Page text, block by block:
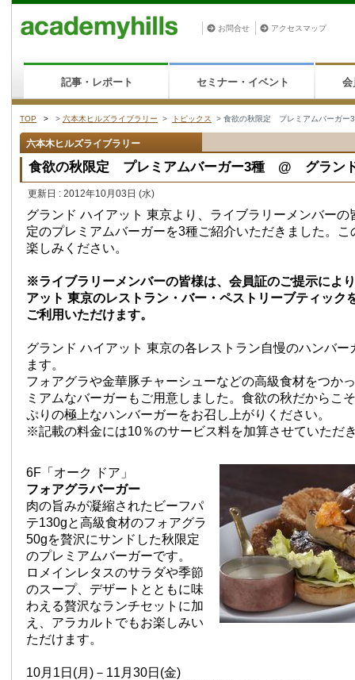
お問合せ アクセスマップ
記事・レポート セミナー・イベント 会
TOP > > 六本木ヒルズライブラリー > トピックス > 食欲の秋限定 プレミアムバーガ
六本木ヒルズライブラリー
食欲の秋限定 プレミアムバーガー3種 @ グラン
更新日 : 2012年10月03日 (水)
グランド ハイアット 東京より、ライブラリーメンバーの
定のプレミアムバーガーを3種ご紹介いただきました。こ
楽しみください。
※ライブラリーメンバーの皆様は、会員証のご提示によ
アット 東京のレストラン・バー・ペストリーブティック
ご利用いただけます。
グランド ハイアット 東京の各レストラン自慢のハンバー
ます。
フォアグラや金華豚チャーシューなどの高級食材をつか
ミアムなバーガーもご用意しました。食欲の秋だからこ
ぷりの極上なハンバーガーをお召し上がりください。
※記載の料金には10％のサービス料を加算させていただ
6F「オーク ドア」
フォアグラバーガー
肉の旨みが凝縮されたビーフパ
テ130gと高級食材のフォアグラ
50gを贅沢にサンドした秋限定
のプレミアムバーガーです。
ロメインレタスのサラダや季節
のスープ、デザートとともに味
わえる贅沢なランチセットに加
え、アラカルトでもお楽しみい
ただけます。
10月1日(月)－11月30日(金)